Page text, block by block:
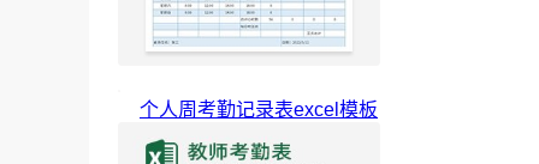
个人周考勤记录表excel模板